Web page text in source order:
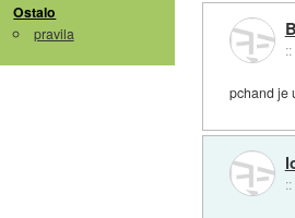
Ostalo
pravila
::
pchand je
::